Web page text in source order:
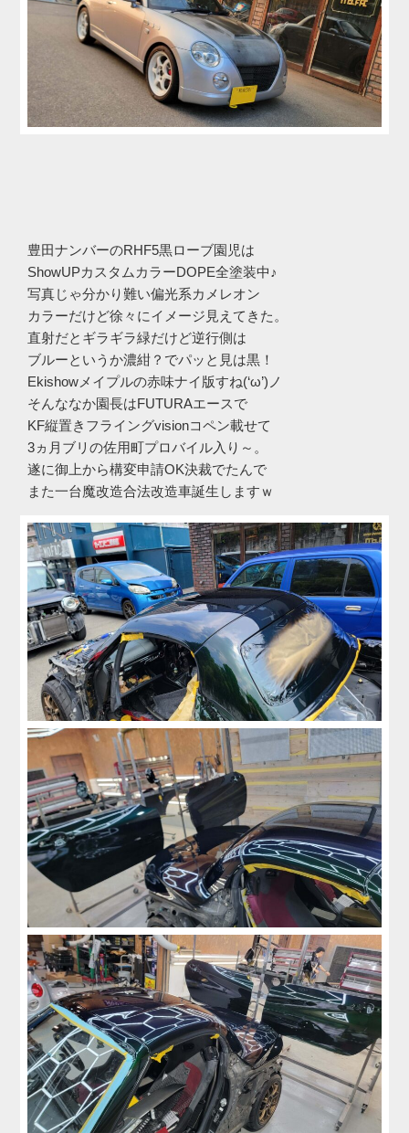
豊田ナンバーのRHF5黒ローブ園児は
ShowUPカスタムカラーDOPE全塗装中♪
写真じゃ分かり難い偏光系カメレオン
カラーだけど徐々にイメージ見えてきた。
直射だとギラギラ緑だけど逆行側は
ブルーというか濃紺？でパッと見は黒！
Ekishowメイプルの赤味ナイ版すね(‘ω’)ノ
そんななか園長はFUTURAエースで
KF縦置きフライングvisionコペン載せて
3ヵ月ブリの佐用町プロバイル入り～。
遂に御上から構変申請OK決裁でたんで
また一台魔改造合法改造車誕生しますｗ